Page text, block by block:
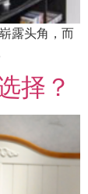
露头角，而
择？